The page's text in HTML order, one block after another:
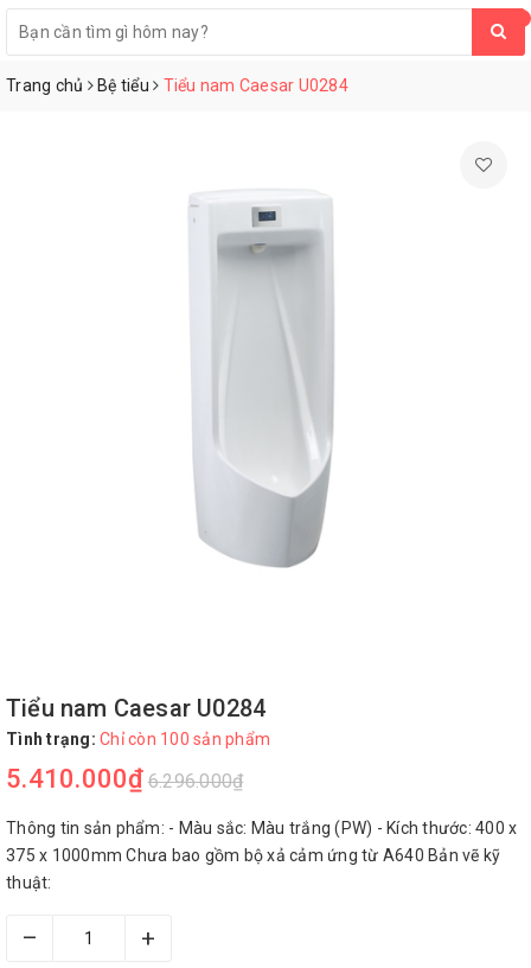
Trang chủ Bệ tiểu Tiểu nam Caesar U0284
Tiểu nam Caesar U0284
Tình trạng: Chỉ còn 100 sản phẩm
5.410.000₫ 6.296.000₫
Thông tin sản phẩm: - Màu sắc: Màu trắng (PW) - Kích thước: 400 x
375 x 1000mm Chưa bao gồm bộ xả cảm ứng từ A640 Bản vẽ kỹ
thuật:
– +